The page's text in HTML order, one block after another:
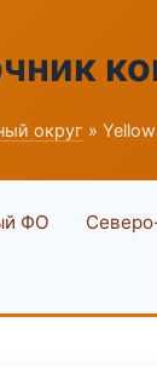
округ »
ФО